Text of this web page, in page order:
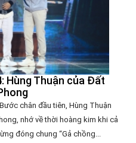
Hùng Thuận của Đất
chân đầu tiên, Hùng Thuận
nhớ về thời hoàng kim khi cả
đóng chung “Gả chồng...